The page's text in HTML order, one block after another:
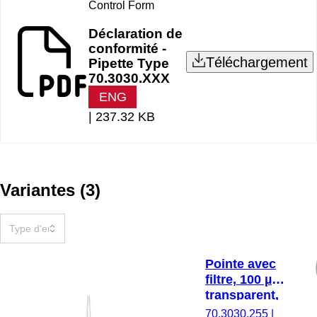
Control Form
Déclaration de
conformité -
Pipette Type
70.3030.XXX
ENG
237.32 KB
Téléchargement
Variantes (3)
Pointe avec
filtre, 100 µl,
transparent,
Biosphere®
70.3030.255